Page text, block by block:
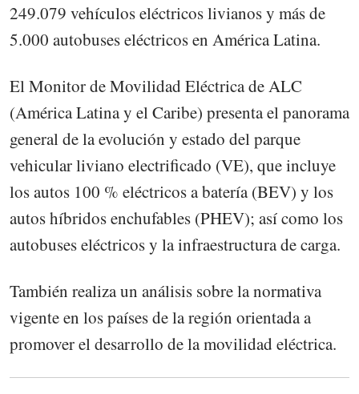
249.079 vehículos eléctricos livianos y más de
5.000 autobuses eléctricos en América Latina.
El Monitor de Movilidad Eléctrica de ALC
(América Latina y el Caribe) presenta el panorama
general de la evolución y estado del parque
vehicular liviano electrificado (VE), que incluye
los autos 100 % eléctricos a batería (BEV) y los
autos híbridos enchufables (PHEV); así como los
autobuses eléctricos y la infraestructura de carga.
También realiza un análisis sobre la normativa
vigente en los países de la región orientada a
promover el desarrollo de la movilidad eléctrica.